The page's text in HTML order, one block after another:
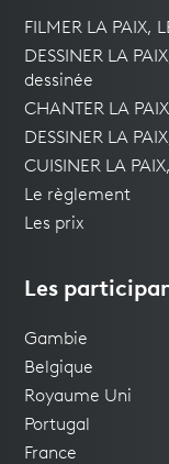
FILMER LA PAIX,
DESSINER LA
dessinée
CHANTER LA
DESSINER LA
CUISINER LA
Le règlement
Les prix
Les
Gambie
Belgique
Royaume Uni
Portugal
France